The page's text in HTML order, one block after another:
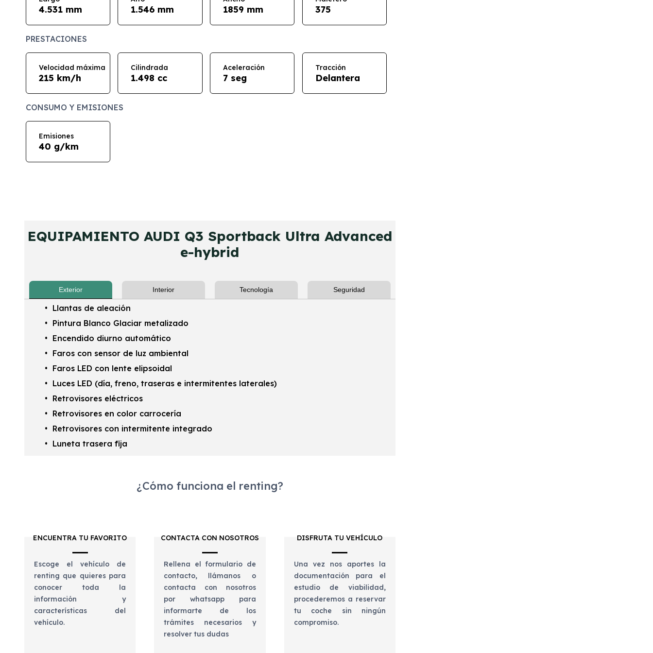
4.531 mm 1.546 mm 1859 mm 375
PRESTACIONES
Velocidad máxima
215 km/h
Cilindrada
1.498 cc
Aceleración
7 seg
Tracción
Delantera
CONSUMO Y EMISIONES
Emisiones
40 g/km
EQUIPAMIENTO AUDI Q3 Sportback Ultra Advanced
e-hybrid
Exterior Interior Tecnología Seguridad
Llantas de aleación
Pintura Blanco Glaciar metalizado
Encendido diurno automático
Faros con sensor de luz ambiental
Faros LED con lente elipsoidal
Luces LED (día, freno, traseras e intermitentes laterales)
Retrovisores eléctricos
Retrovisores en color carrocería
Retrovisores con intermitente integrado
Luneta trasera fija
¿Cómo funciona el renting?
ENCUENTRA TU FAVORITO
Escoge el vehículo de
renting que quieres para
conocer toda la
información y
características del
vehículo.
CONTACTA CON NOSOTROS
Rellena el formulario de
contacto, llámanos o
contacta con nosotros
por whatsapp para
informarte de los
trámites necesarios y
resolver tus dudas
DISFRUTA TU VEHÍCULO
Una vez nos aportes la
documentación para el
estudio de viabilidad,
procederemos a reservar
tu coche sin ningún
compromiso.